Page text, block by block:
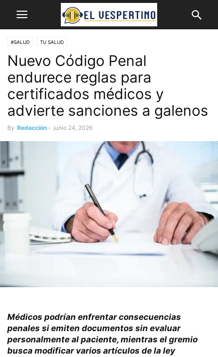
#SALUD TU SALUD
Nuevo Código Penal
endurece reglas para
certificados médicos y
advierte sanciones a galenos
By Redacción - junio 24, 2026
Médicos podrían enfrentar consecuencias
penales si emiten documentos sin evaluar
personalmente al paciente, mientras el gremio
busca modificar varios artículos de la ley